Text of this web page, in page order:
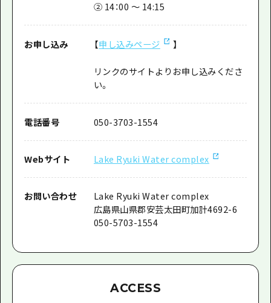
② 14：00 ～ 14:15
お申し込み 【申し込みページ 】
リンクのサイトよりお申し込みくださ
い。
電話番号 050-3703-1554
Webサイト Lake Ryuki Water complex
お問い合わせ
Lake Ryuki Water complex
広島県山県郡安芸太田町加計4692-6
050-5703-1554
ACCESS